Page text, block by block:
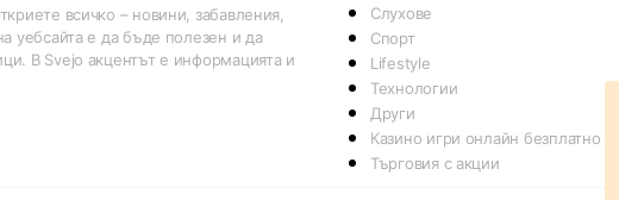
всичко – новини, забавления,
уебсайта е да бъде полезен и да
В Svejo акцентът е информацията и
Слухове
Спорт
Lifestyle
Технологии
Други
Казино игри онлайн безплатно
Търговия с акции